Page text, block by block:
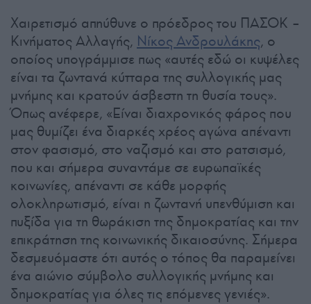
Χαιρετισμό απηύθυνε ο πρόεδρος του ΠΑΣΟΚ –
Κινήματος Αλλαγής, Νίκος Ανδρουλάκης, ο
οποίος υπογράμμισε πως «αυτές εδώ οι κυψέλες
είναι τα ζωντανά κύτταρα της συλλογικής μας
μνήμης και κρατούν άσβεστη τη θυσία τους».
Όπως ανέφερε, «Είναι διαχρονικός φάρος που
μας θυμίζει ένα διαρκές χρέος αγώνα απέναντι
στον φασισμό, στο ναζισμό και στο ρατσισμό,
που και σήμερα συναντάμε σε ευρωπαϊκές
κοινωνίες, απέναντι σε κάθε μορφής
ολοκληρωτισμό, είναι η ζωντανή υπενθύμιση και
πυξίδα για τη θωράκιση της δημοκρατίας και την
επικράτηση της κοινωνικής δικαιοσύνης. Σήμερα
δεσμευόμαστε ότι αυτός ο τόπος θα παραμείνει
ένα αιώνιο σύμβολο συλλογικής μνήμης και
δημοκρατίας για όλες τις επόμενες γενιές».